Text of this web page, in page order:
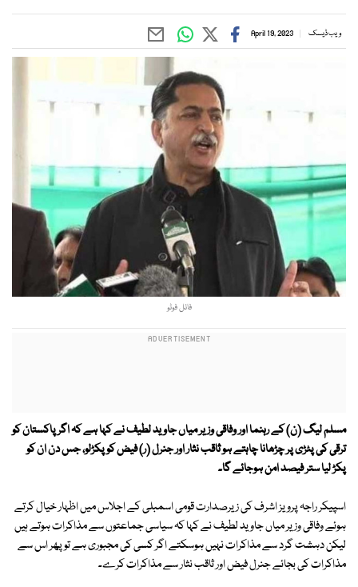
ویب ڈیسک April 19, 2023
فائل فوٹو
مسلم لیگ (ن) کے رہنما اور وفاقی وزیر میاں جاوید لطیف نے کہا ہے کہ اگر پاکستان کو
ترقی کی پٹڑی پر چڑھانا چاہتے ہو ثاقب نثار اور جنرل (ر) فیض کو پکڑلو، جس دن ان کو
پکڑ لیا ستر فیصد امن ہوجائے گا۔
اسپیکر راجہ پرویز اشرف کی زیرصدارت قومی اسمبلی کے اجلاس میں اظہار خیال کرتے
ہوئے وفاقی وزیر میاں جاوید لطیف نے کہا کہ سیاسی جماعتوں سے مذاکرات ہوتے ہیں
لیکن دہشت گرد سے مذاکرات نہیں ہوسکتے اگر کسی کی مجبوری ہے تو پھر اس سے
مذاکرات کی بجائے جنرل فیض اور ثاقب نثار سے مذاکرات کرے۔